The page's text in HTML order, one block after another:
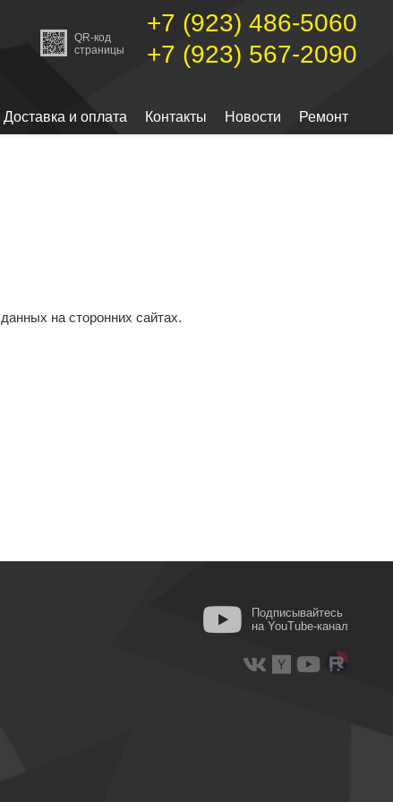
QR-код
страницы
+7 (923) 486-5060
+7 (923) 567-2090
Доставка и оплата Контакты Новости Ремонт
на сторонних сайтах.
Подписывайтесь
на YouTube-канал